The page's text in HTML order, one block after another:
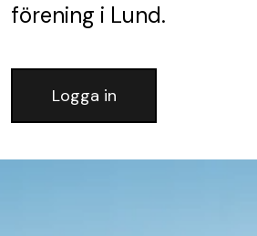
förening i Lund.
Logga in